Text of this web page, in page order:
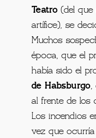
Teatro (del que
artífice), se
Muchos
época, que el
había sido el
de Habsburgo,
al frente de los
Los incendios
vez que